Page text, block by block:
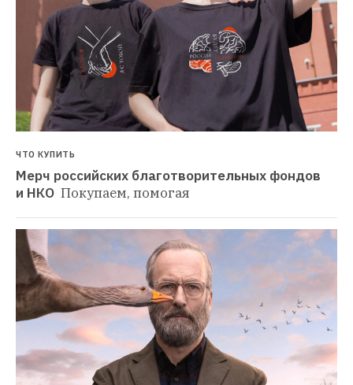
ЧТО КУПИТЬ
Мерч российских благотворительных фондов
и НКО Покупаем, помогая